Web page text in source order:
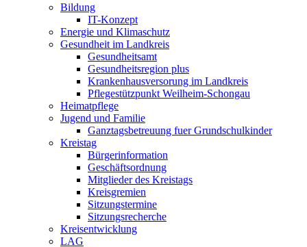
Bildung
IT-Konzept
Energie und Klimaschutz
Gesundheit im Landkreis
Gesundheitsamt
Gesundheitsregion plus
Krankenhausversorung im Landkreis
Pflegestützpunkt Weilheim-Schongau
Heimatpflege
Jugend und Familie
Ganztagsbetreuung fuer Grundschulkinder
Kreistag
Bürgerinformation
Geschäftsordnung
Mitglieder des Kreistags
Kreisgremien
Sitzungstermine
Sitzungsrecherche
Kreisentwicklung
LAG